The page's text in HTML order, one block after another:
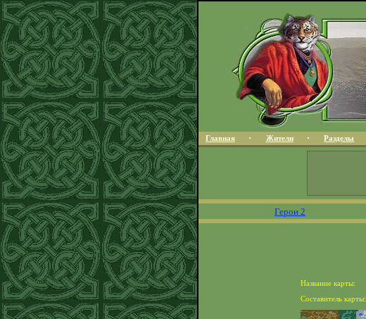
Главная Жители Разделы
Герои 2
Название карты:
Составитель карты: